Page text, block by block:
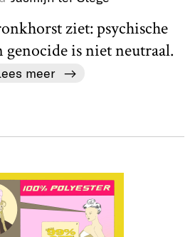
ziet: psychische
genocide is niet neutraal.
meer